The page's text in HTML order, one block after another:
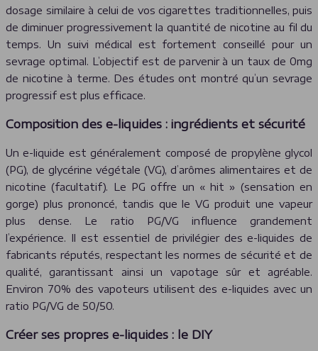
dosage similaire à celui de vos cigarettes traditionnelles, puis
de diminuer progressivement la quantité de nicotine au fil du
temps. Un suivi médical est fortement conseillé pour un
sevrage optimal. L’objectif est de parvenir à un taux de 0mg
de nicotine à terme. Des études ont montré qu’un sevrage
progressif est plus efficace.
Composition des e-liquides : ingrédients et sécurité
Un e-liquide est généralement composé de propylène glycol
(PG), de glycérine végétale (VG), d’arômes alimentaires et de
nicotine (facultatif). Le PG offre un « hit » (sensation en
gorge) plus prononcé, tandis que le VG produit une vapeur
plus dense. Le ratio PG/VG influence grandement
l’expérience. Il est essentiel de privilégier des e-liquides de
fabricants réputés, respectant les normes de sécurité et de
qualité, garantissant ainsi un vapotage sûr et agréable.
Environ 70% des vapoteurs utilisent des e-liquides avec un
ratio PG/VG de 50/50.
Créer ses propres e-liquides : le DIY